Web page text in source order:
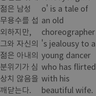
젊은 남성
무용수를 섭
외하지만,
그와 자신의
젊은 아내의
분위기가 심
상치 않음을
깨닫는다.
o' is a tale of
an old
choreographer
's jealousy to a
young dancer
who has flirted
with his
beautiful wife.